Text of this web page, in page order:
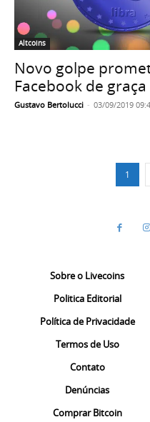
Altcoins
Novo golpe
Facebook de graça
Gustavo Bertolucci - 03/09/2019
1
Sobre o Livecoins
Politica Editorial
Política de Privacidade
Termos de Uso
Contato
Denúncias
Comprar Bitcoin